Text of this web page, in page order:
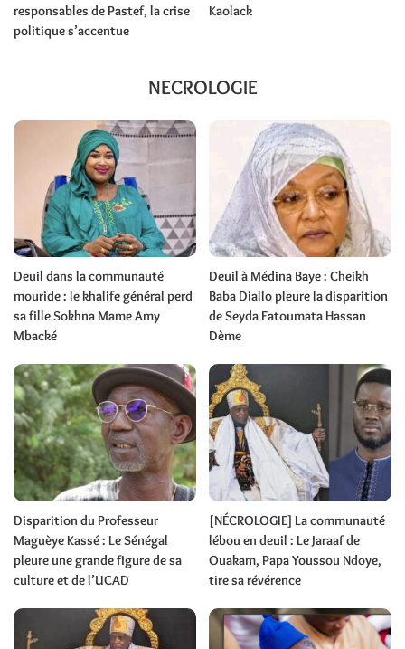
responsables de Pastef, la crise
politique s’accentue
Kaolack
NECROLOGIE
Deuil dans la communauté
mouride : le khalife général perd
sa fille Sokhna Mame Amy
Mbacké
Deuil à Médina Baye : Cheikh
Baba Diallo pleure la disparition
de Seyda Fatoumata Hassan
Dème
Disparition du Professeur
Maguèye Kassé : Le Sénégal
pleure une grande figure de sa
culture et de l’UCAD
[NÉCROLOGIE] La communauté
lébou en deuil : Le Jaraaf de
Ouakam, Papa Youssou Ndoye,
tire sa révérence